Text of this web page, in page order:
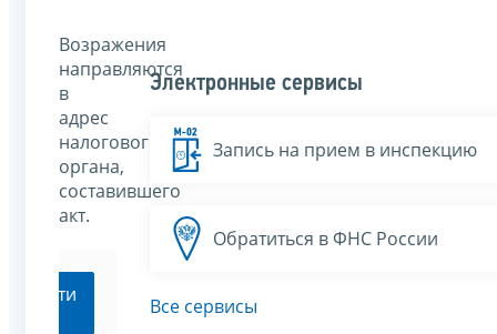
Возражения
направляются
в
адрес
налогового
органа,
составившего
акт.
Перейти
Электронные сервисы
Запись на прием в инспекцию
Обратиться в ФНС России
Все сервисы